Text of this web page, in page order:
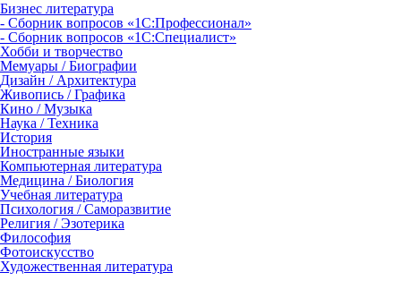
Бизнес литература
- Сборник вопросов «1С:Профессионал»
- Сборник вопросов «1С:Специалист»
Хобби и творчество
Мемуары / Биографии
Дизайн / Архитектура
Живопись / Графика
Кино / Музыка
Наука / Техника
История
Иностранные языки
Компьютерная литература
Медицина / Биология
Учебная литература
Психология / Саморазвитие
Религия / Эзотерика
Философия
Фотоискусство
Художественная литература